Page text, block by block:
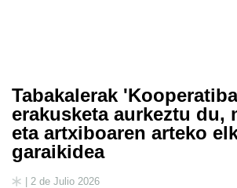
Tabakalerak
erakusketa aurkeztu du,
eta artxiboaren arteko
garaikidea
| 2 de Julio 2026